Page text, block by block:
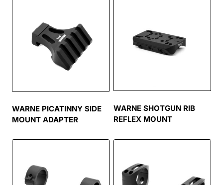
WARNE PICATINNY SIDE
MOUNT ADAPTER
WARNE SHOTGUN RIB
REFLEX MOUNT